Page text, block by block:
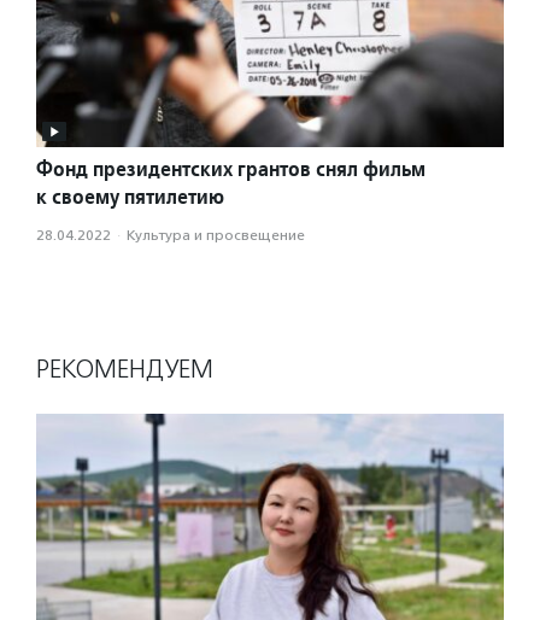
Фонд президентских грантов снял фильм
к своему пятилетию
28.04.2022 · Культура и просвещение
РЕКОМЕНДУЕМ